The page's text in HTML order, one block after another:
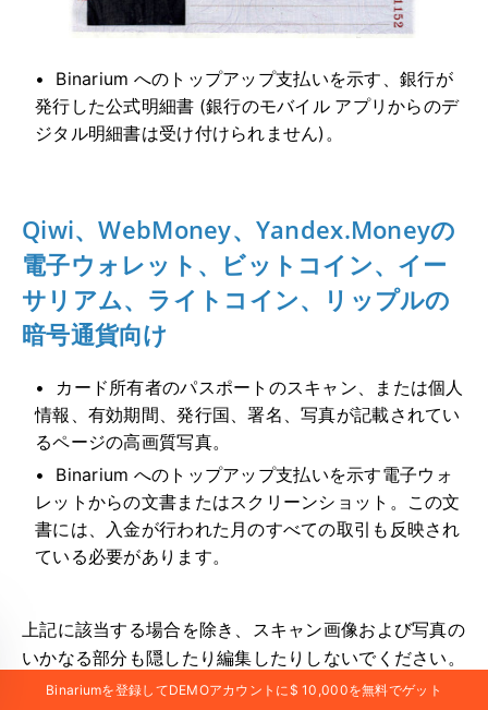
Binarium へのトップアップ支払いを示す、銀行が
発行した公式明細書 (銀行のモバイル アプリからのデ
ジタル明細書は受け付けられません)。
Qiwi、WebMoney、Yandex.Moneyの
電子ウォレット、ビットコイン、イー
サリアム、ライトコイン、リップルの
暗号通貨向け
カード所有者のパスポートのスキャン、または個人
情報、有効期間、発行国、署名、写真が記載されてい
るページの高画質写真。
Binarium へのトップアップ支払いを示す電子ウォ
レットからの文書またはスクリーンショット。この文
書には、入金が行われた月のすべての取引も反映され
ている必要があります。
上記に該当する場合を除き、スキャン画像および写真の
いかなる部分も隠したり編集したりしないでください。
Binariumを登録してDEMOアカウントに$ 10,000を無料でゲット